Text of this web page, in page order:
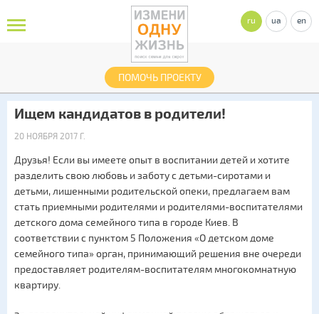
ПОМОЧЬ ПРОЕКТУ
ru ua en
Ищем кандидатов в родители!
20 НОЯБРЯ 2017 Г.
Друзья! Если вы имеете опыт в воспитании детей и хотите
разделить свою любовь и заботу с детьми-сиротами и
детьми, лишенными родительской опеки, предлагаем вам
стать приемными родителями и родителями-воспитателями
детского дома семейного типа в городе Киев. В
соответствии с пунктом 5 Положения «О детском доме
семейного типа» орган, принимающий решения вне очереди
предоставляет родителям-воспитателям многокомнатную
квартиру.